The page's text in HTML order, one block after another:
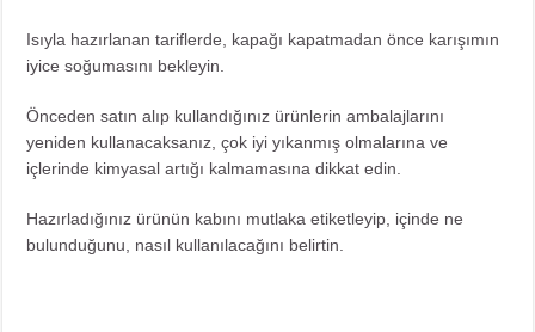
Isıyla hazırlanan tariflerde, kapağı kapatmadan önce karışımın
iyice soğumasını bekleyin.
Önceden satın alıp kullandığınız ürünlerin ambalajlarını
yeniden kullanacaksanız, çok iyi yıkanmış olmalarına ve
içlerinde kimyasal artığı kalmamasına dikkat edin.
Hazırladığınız ürünün kabını mutlaka etiketleyip, içinde ne
bulunduğunu, nasıl kullanılacağını belirtin.